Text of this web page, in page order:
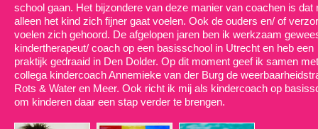
school gaan. Het bijzondere van deze manier van coachen is dat
alleen het kind zich fijner gaat voelen. Ook de ouders en/ of
voelen zich gehoord. De afgelopen jaren ben ik werkzaam
kindertherapeut/ coach op een basisschool in Utrecht en heb een
praktijk gedraaid in Den Dolder. Op dit moment geef ik samen
collega kindercoach Annemieke van der Burg de
Rots & Water en Meer. Ook richt ik mij als kindercoach op
om kinderen daar een stap verder te brengen.